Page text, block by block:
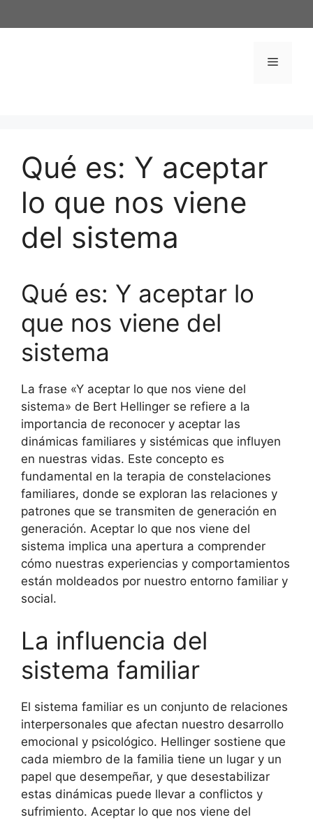
al
Menú
Qué es: Y aceptar
lo que nos viene
del sistema
Qué es: Y aceptar lo
que nos viene del
sistema
La frase «Y aceptar lo que nos viene del
sistema» de Bert Hellinger se refiere a la
importancia de reconocer y aceptar las
dinámicas familiares y sistémicas que influyen
en nuestras vidas. Este concepto es
fundamental en la terapia de constelaciones
familiares, donde se exploran las relaciones y
patrones que se transmiten de generación en
generación. Aceptar lo que nos viene del
sistema implica una apertura a comprender
cómo nuestras experiencias y comportamientos
están moldeados por nuestro entorno familiar y
social.
La influencia del
sistema familiar
El sistema familiar es un conjunto de relaciones
interpersonales que afectan nuestro desarrollo
emocional y psicológico. Hellinger sostiene que
cada miembro de la familia tiene un lugar y un
papel que desempeñar, y que desestabilizar
estas dinámicas puede llevar a conflictos y
sufrimiento. Aceptar lo que nos viene del